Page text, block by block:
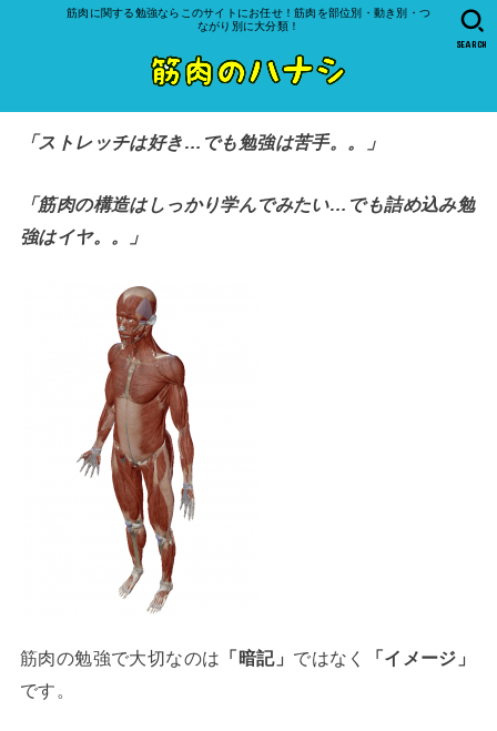
筋肉に関する勉強ならこのサイトにお任せ！筋肉を部位別・動き別・つ
ながり別に大分類！
SEARCH
「ストレッチは好き…でも勉強は苦手。。」
「筋肉の構造はしっかり学んでみたい…でも詰め込み勉
強はイヤ。。」
筋肉の勉強で大切なのは 「暗記」 ではなく
「イメージ」
です。